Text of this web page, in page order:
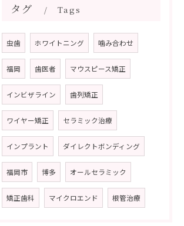
タグ Tags
虫歯 ホワイトニング 噛み合わせ
福岡 歯医者 マウスピース矯正
インビザライン 歯列矯正
ワイヤー矯正 セラミック治療
インプラント ダイレクトボンディング
福岡市 博多 オールセラミック
矯正歯科 マイクロエンド 根管治療